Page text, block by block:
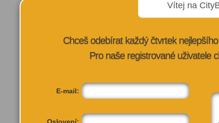
Vítej na
Chceš odebírat každý čtvrtek
Pro naše registrované uživatele
E-mail: